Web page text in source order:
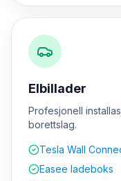
Elbillader
Profesjonell
borettslag.
Tesla Wall
Easee ladeboks